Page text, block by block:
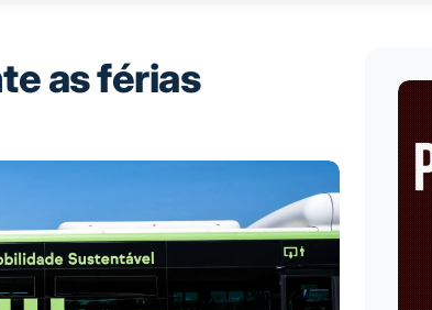
as férias